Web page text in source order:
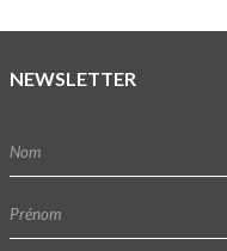
NEWSLETTER